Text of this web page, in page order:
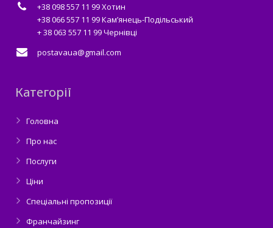
+38 098 557 11 99 Хотин
+38 066 557 11 99 Кам’янець-Подільський
+ 38 063 557 11 99 Чернівці
postavaua@gmail.com
Категорії
Головна
Про нас
Послуги
Ціни
Спеціальні пропозиції
Франчайзинг